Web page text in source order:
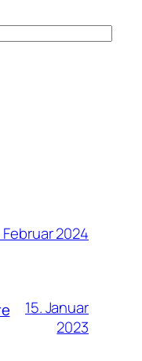
Februar 2024
15. Januar
2023